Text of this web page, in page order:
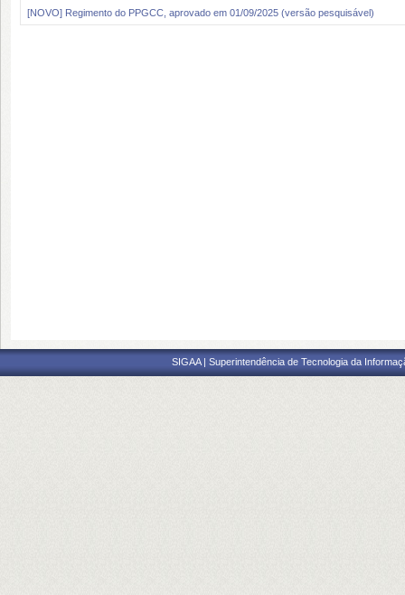
[NOVO] Regimento do PPGCC, aprovado em 01/09/2025 (versão pesquisável)
SIGAA | Superintendência de Tecnologia da